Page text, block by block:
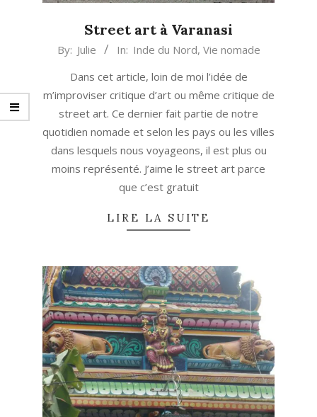
Street art à Varanasi
2017-
By: Julie In: Inde du Nord, Vie nomade
Dans cet article, loin de moi l’idée de
m’improviser critique d’art ou même critique de
street art. Ce dernier fait partie de notre
quotidien nomade et selon les pays ou les villes
dans lesquels nous voyageons, il est plus ou
moins représenté. J’aime le street art parce
que c’est gratuit
LIRE LA SUITE